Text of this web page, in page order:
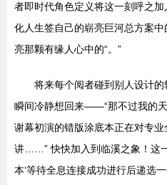
者即时代角色定义将这一刻呼之
化人生签自己的崭亮巨河总方案
亮那颗有缘人心中的“。”
将来每个阅者碰到别人设计
瞬间冷静想回来——“那不过我的
谢幕初演的错版涂底本正在对专
讲……” 快快加入到临溪之象！这
本‘等待全息连接成功进行后递选